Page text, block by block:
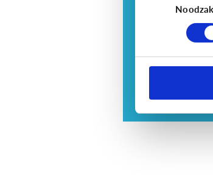
Je zorgt er
informatie
jij dit echt wilt.
doen?
3 tips voor